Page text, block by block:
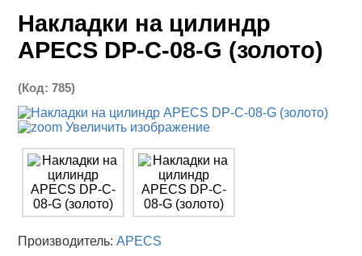
Накладки на цилиндр
APECS DP-C-08-G (золото)
(Код:785)
Увеличить изображение
Производитель:APECS